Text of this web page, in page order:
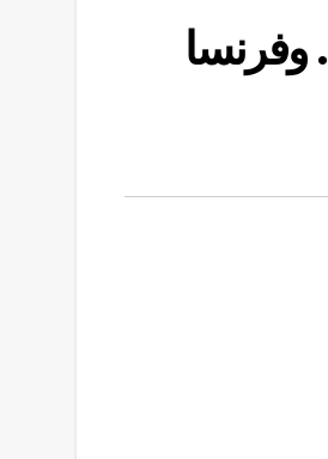
وفرنسا